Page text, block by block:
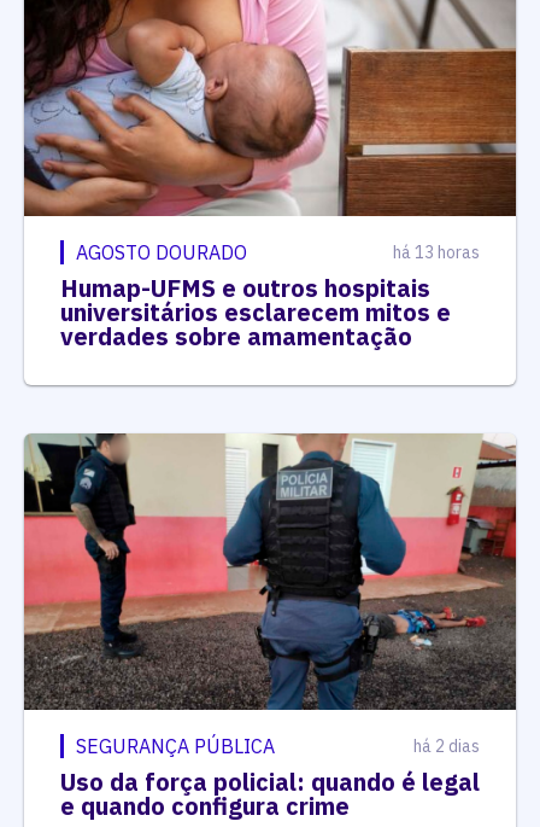
AGOSTO DOURADO há 13 horas
Humap-UFMS e outros hospitais
universitários esclarecem mitos e
verdades sobre amamentação
SEGURANÇA PÚBLICA há 2 dias
Uso da força policial: quando é legal
e quando configura crime